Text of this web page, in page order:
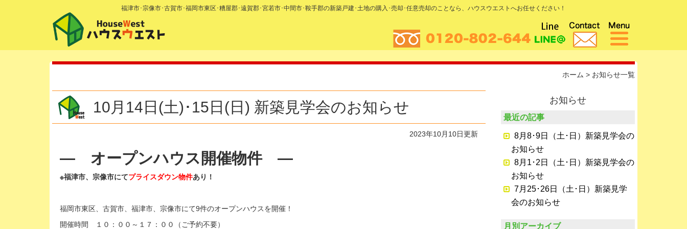
福津市･宗像市･古賀市･福岡市東区･糟屋郡･遠賀郡･宮若市･中間市･鞍手郡の新築戸建･土地の購入･売却･任意売却のことなら、ハウスウエストへお任せください！
ホーム > お知らせ一覧
10月14日(土)･15日(日) 新築見学会のお知らせ
2023年10月10日更新
— オープンハウス開催物件 —
※福津市、宗像市にてプライスダウン物件あり！
福岡市東区、古賀市、福津市、宗像市にて9件のオープンハウスを開催！
開催時間 １０：００～１７：００（ご予約不要）
お知らせ
最近の記事
8月8･9日（土･日）新築見学会の
お知らせ
8月1･2日（土･日）新築見学会の
お知らせ
7月25･26日（土･日）新築見学
会のお知らせ
月別アーカイブ